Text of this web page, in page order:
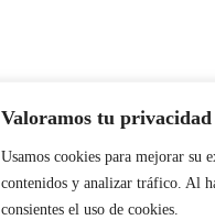
Valoramos tu privacidad
Usamos cookies para mejorar su
contenidos y analizar tráfico. Al
consientes el uso de cookies.